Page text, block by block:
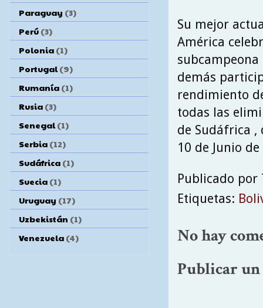
Su mejor
América
demás
rendimiento
todas las
de Sudáfrica
10 de Junio
Publicado por
Etiquetas:
No hay
Publicar
Paraguay (3)
Perú (3)
Polonia (1)
Portugal (9)
Rumanía (1)
Rusia (3)
Senegal (1)
Serbia (12)
Sudáfrica (1)
Suecia (1)
Uruguay (17)
Uzbekistán (1)
Venezuela (4)